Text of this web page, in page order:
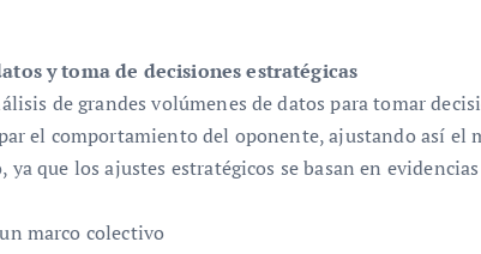
y toma de decisiones estratégicas
de grandes volúmenes de datos para tomar
el comportamiento del oponente, ajustando así el
que los ajustes estratégicos se basan en
marco colectivo